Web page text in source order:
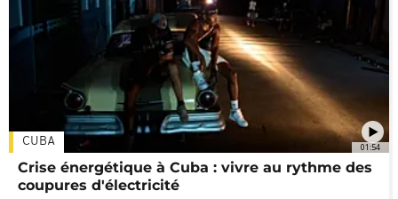
01:54
CUBA
Crise énergétique à Cuba : vivre au rythme des
coupures d'électricité